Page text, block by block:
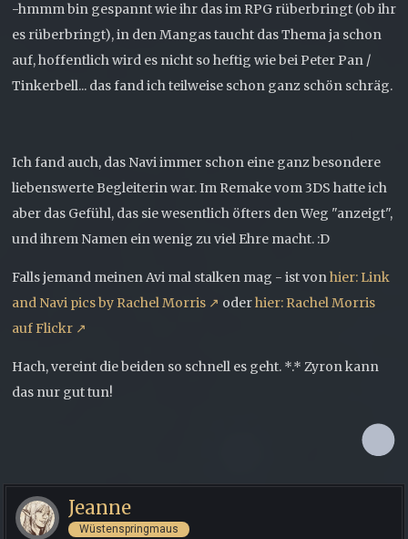
-hmmm bin gespannt wie ihr das im RPG rüberbringt (ob ihr
es rüberbringt), in den Mangas taucht das Thema ja schon
auf, hoffentlich wird es nicht so heftig wie bei Peter Pan /
Tinkerbell... das fand ich teilweise schon ganz schön schräg.
Ich fand auch, das Navi immer schon eine ganz besondere
liebenswerte Begleiterin war. Im Remake vom 3DS hatte ich
aber das Gefühl, das sie wesentlich öfters den Weg "anzeigt",
und ihrem Namen ein wenig zu viel Ehre macht. :D
Falls jemand meinen Avi mal stalken mag - ist vonhier: Link
and Navi pics by Rachel Morris
oderhier: Rachel Morris
auf Flickr
Hach, vereint die beiden so schnell es geht. *.* Zyron kann
das nur gut tun!
Jeanne
Wüstenspringmaus